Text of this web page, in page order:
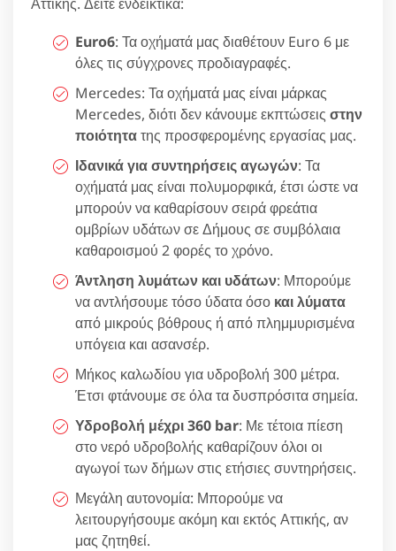
Euro6: Τα οχήματά μας διαθέτουν Euro 6 με
όλες τις σύγχρονες προδιαγραφές.
Mercedes: Τα οχήματά μας είναι μάρκας
Mercedes, διότι δεν κάνουμε εκπτώσεις στην
ποιότητατης προσφερομένης εργασίας μας.
Ιδανικά για συντηρήσεις αγωγών: Τα
οχήματά μας είναι πολυμορφικά, έτσι ώστε να
μπορούν να καθαρίσουν σειρά φρεάτια
ομβρίων υδάτων σε Δήμους σε συμβόλαια
καθαροισμού 2 φορές το χρόνο.
Άντληση λυμάτων και υδάτων: Μπορούμε
να αντλήσουμε τόσο ύδατα όσο και λύματα
από μικρούς βόθρους ή από πλημμυρισμένα
υπόγεια και ασανσέρ.
Μήκος καλωδίου για υδροβολή 300 μέτρα.
Έτσι φτάνουμε σε όλα τα δυσπρόσιτα σημεία.
Υδροβολή μέχρι 360 bar: Με τέτοια πίεση
στο νερό υδροβολής καθαρίζουν όλοι οι
αγωγοί των δήμων στις ετήσιες συντηρήσεις.
Μεγάλη αυτονομία: Μπορούμε να
λειτουργήσουμε ακόμη και εκτός Αττικής, αν
μας ζητηθεί.